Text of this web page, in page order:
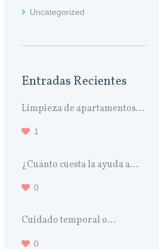
Uncategorized
Entradas Recientes
Limpieza de apartamentos...
1
¿Cuánto cuesta la ayuda a...
0
Cuidado temporal o...
0